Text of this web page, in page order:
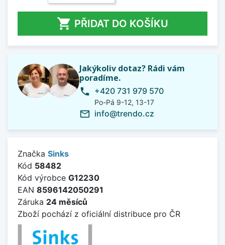
 PŘIDAT DO KOŠÍKU
Jakýkoliv dotaz? Rádi vám
poradíme.
phone +420 731 979 570
Po-Pá 9-12, 13-17
mail_outline info@trendo.cz
Značka Sinks
Kód 58482
Kód výrobce G12230
EAN 8596142050291
Záruka 24 měsíců
Zboží pochází z oficiální distribuce pro ČR